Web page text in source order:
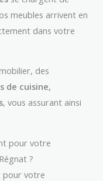
meubles arrivent en
dans votre
des
de cuisine,
, vous assurant ainsi
pour votre
?
pour votre